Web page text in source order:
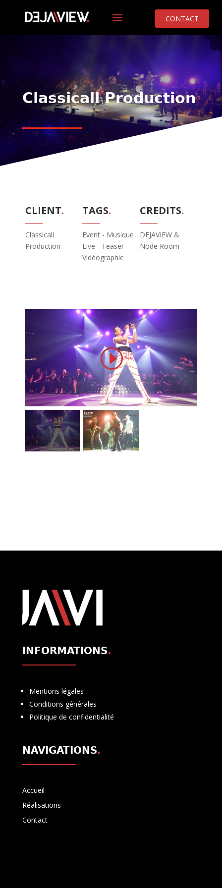
CONTACT
Classicall Production
CLIENT.
Classicall
Production
TAGS.
Event - Musique
Live - Teaser -
Vidéographie
CREDITS.
DEJAVIEW &
Node Room
INFORMATIONS.
Mentions légales
Conditions générales
Politique de confidentialité
NAVIGATIONS.
Accueil
Réalisations
Contact